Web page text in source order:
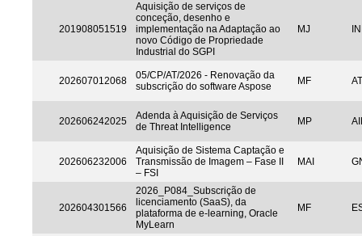
201908051519
Aquisição de serviços de
conceção, desenho e
implementação na Adaptação ao
novo Código de Propriedade
Industrial do SGPI
MJ
202607012068
05/CP/AT/2026 - Renovação da
subscrição do software Aspose
MF AT
202606242025
Adenda à Aquisição de Serviços
de Threat Intelligence
MP
202606232006
Aquisição de Sistema Captação e
Transmissão de Imagem – Fase II
– FSI
MAI
202604301566
2026_P084_Subscrição de
licenciamento (SaaS), da
plataforma de e-learning, Oracle
MyLearn
MF